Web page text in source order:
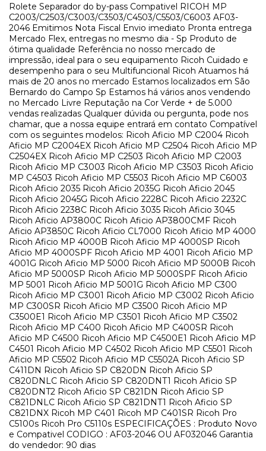
Rolete Separador do by-pass Compativel RICOH MP
C2003/C2503/C3003/C3503/C4503/C5503/C6003 AF03-
2046 Emitimos Nota Fiscal Envio imediato Pronta entrega
Mercado Flex, entregas no mesmo dia - Sp Produto de
ótima qualidade Referência no nosso mercado de
impressão, ideal para o seu equipamento Ricoh Cuidado e
desempenho para o seu Multifuncional Ricoh Atuamos há
mais de 20 anos no mercado Estamos localizados em São
Bernardo do Campo Sp Estamos há vários anos vendendo
no Mercado Livre Reputação na Cor Verde + de 5.000
vendas realizadas Qualquer dúvida ou pergunta, pode nos
chamar, que a nossa equipe entrará em contato Compatível
com os seguintes modelos: Ricoh Aficio MP C2004 Ricoh
Aficio MP C2004EX Ricoh Aficio MP C2504 Ricoh Aficio MP
C2504EX Ricoh Aficio MP C2503 Ricoh Aficio MP C2003
Ricoh Aficio MP C3003 Ricoh Aficio MP C3503 Ricoh Aficio
MP C4503 Ricoh Aficio MP C5503 Ricoh Aficio MP C6003
Ricoh Aficio 2035 Ricoh Aficio 2035G Ricoh Aficio 2045
Ricoh Aficio 2045G Ricoh Aficio 2228C Ricoh Aficio 2232C
Ricoh Aficio 2238C Ricoh Aficio 3035 Ricoh Aficio 3045
Ricoh Aficio AP3800C Ricoh Aficio AP3800CMF Ricoh
Aficio AP3850C Ricoh Aficio CL7000 Ricoh Aficio MP 4000
Ricoh Aficio MP 4000B Ricoh Aficio MP 4000SP Ricoh
Aficio MP 4000SPF Ricoh Aficio MP 4001 Ricoh Aficio MP
4001G Ricoh Aficio MP 5000 Ricoh Aficio MP 5000B Ricoh
Aficio MP 5000SP Ricoh Aficio MP 5000SPF Ricoh Aficio
MP 5001 Ricoh Aficio MP 5001G Ricoh Aficio MP C300
Ricoh Aficio MP C3001 Ricoh Aficio MP C3002 Ricoh Aficio
MP C300SR Ricoh Aficio MP C3500 Ricoh Aficio MP
C3500E1 Ricoh Aficio MP C3501 Ricoh Aficio MP C3502
Ricoh Aficio MP C400 Ricoh Aficio MP C400SR Ricoh
Aficio MP C4500 Ricoh Aficio MP C4500E1 Ricoh Aficio MP
C4501 Ricoh Aficio MP C4502 Ricoh Aficio MP C5501 Ricoh
Aficio MP C5502 Ricoh Aficio MP C5502A Ricoh Aficio SP
C411DN Ricoh Aficio SP C820DN Ricoh Aficio SP
C820DNLC Ricoh Aficio SP C820DNT1 Ricoh Aficio SP
C820DNT2 Ricoh Aficio SP C821DN Ricoh Aficio SP
C821DNLC Ricoh Aficio SP C821DNT1 Ricoh Aficio SP
C821DNX Ricoh MP C401 Ricoh MP C401SR Ricoh Pro
C5100s Ricoh Pro C5110s ESPECIFICAÇÕES : Produto Novo
e Compativel CODIGO : AF03-2046 OU AF032046 Garantia
do vendedor: 90 dias